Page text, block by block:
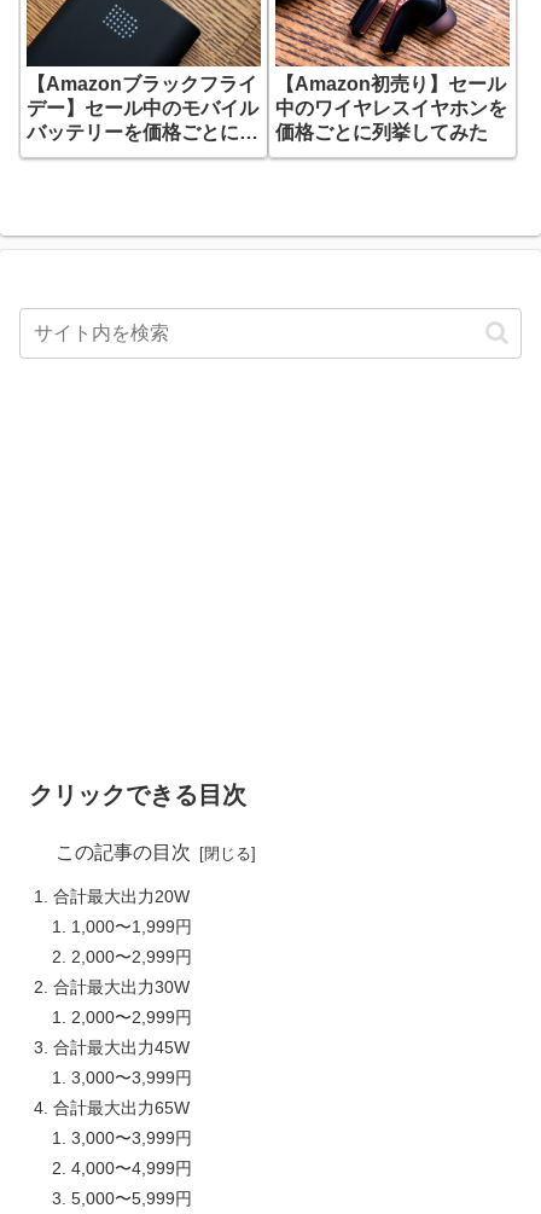
【Amazonブラックフライ
デー】セール中のモバイル
バッテリーを価格ごとに列
挙してみた
【Amazon初売り】セール
中のワイヤレスイヤホンを
価格ごとに列挙してみた
クリックできる目次
この記事の目次
合計最大出力20W
1,000〜1,999円
2,000〜2,999円
合計最大出力30W
2,000〜2,999円
合計最大出力45W
3,000〜3,999円
合計最大出力65W
3,000〜3,999円
4,000〜4,999円
5,000〜5,999円